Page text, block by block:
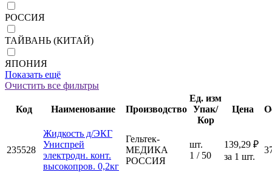
РОССИЯ
ТАЙВАНЬ (КИТАЙ)
ЯПОНИЯ
Показать ещё
Очистить все фильтры
Код Наименование Производство
Ед. изм
Упак/
Кор
Цена
235528
Жидкость д/ЭКГ
Униспрей
электродн. конт.
высокопров. 0,2кг
Гельтек-
МЕДИКА
РОССИЯ
шт.
1 / 50
139,29 ₽
за 1 шт.